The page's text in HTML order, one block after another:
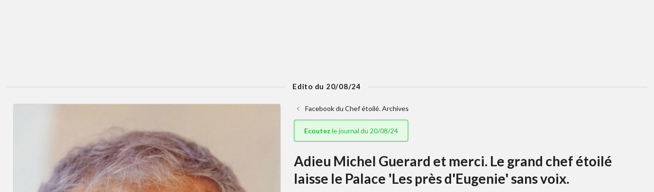
Edito du 20/08/24
Facebook du Chef étoilé. Archives
Ecoutez le journal du 20/08/24
Adieu Michel Guerard et merci. Le grand chef étoilé
laisse le Palace 'Les près d'Eugenie' sans voix.